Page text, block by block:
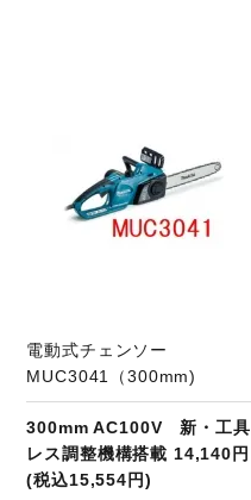
電動式チェンソー
MUC3041（300mm)
300mm AC100V 新・工具
レス調整機構搭載 14,140円
(税込15,554円)